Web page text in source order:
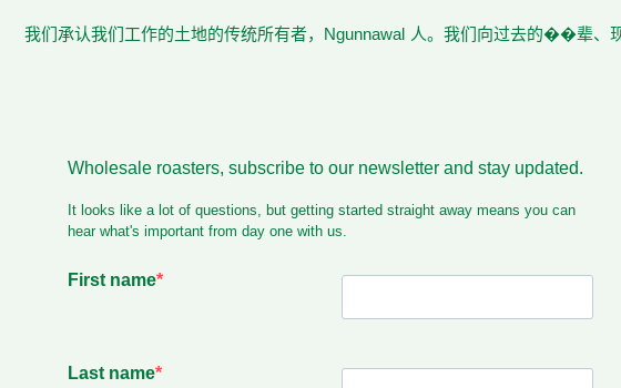
我们承认我们工作的土地的传统所有者，Ngunnawal 人。我们向过去的��辈、